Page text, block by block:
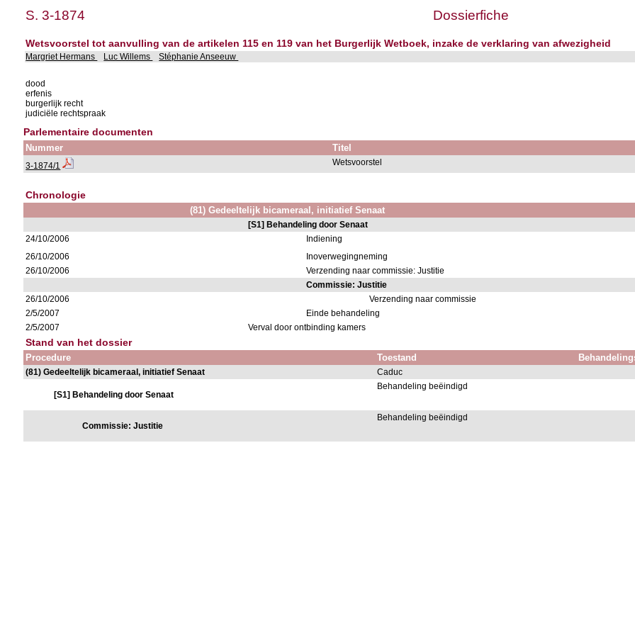
S. 3-1874 Dossierfiche
Wetsvoorstel tot aanvulling van de artikelen 115 en 119 van het Burgerlijk Wetboek, inzake de verklaring van afwezigheid
Margriet Hermans Luc Willems Stéphanie Anseeuw
dood
erfenis
burgerlijk recht
judiciële rechtspraak
Parlementaire documenten
Nummer Titel
3-1874/1 Wetsvoorstel
Chronologie
(81) Gedeeltelijk bicameraal, initiatief Senaat
[S1] Behandeling door Senaat
24/10/2006
Indiening
26/10/2006
Inoverwegingneming
26/10/2006
Verzending naar commissie: Justitie
Commissie: Justitie
26/10/2006
Verzending naar commissie
2/5/2007
Einde behandeling
2/5/2007
Verval door ontbinding kamers
Stand van het dossier
Procedure Toestand
(81) Gedeeltelijk bicameraal, initiatief Senaat Caduc
[S1] Behandeling door Senaat
Behandeling beëindigd
Commissie: Justitie
Behandeling beëindigd